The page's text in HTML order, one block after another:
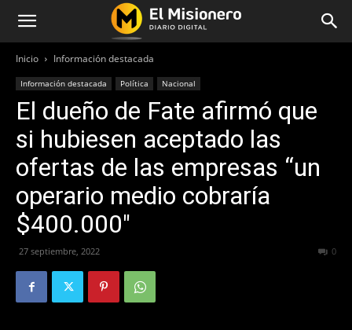
Inicio Información destacada
Información destacada Política Nacional
El dueño de Fate afirmó que
si hubiesen aceptado las
ofertas de las empresas “un
operario medio cobraría
$400.000″
27 septiembre, 2022 0